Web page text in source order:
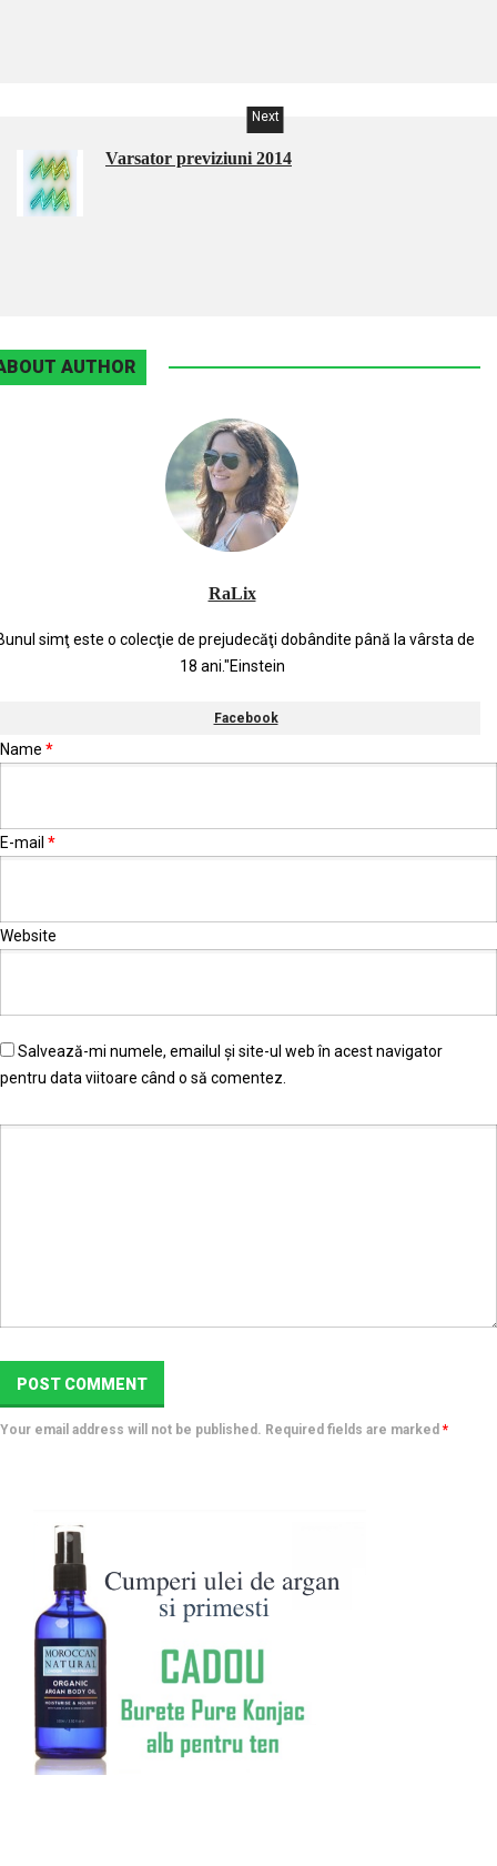
Next
Varsator previziuni 2014
AUTHOR
RaLix
simţ este o colecţie de prejudecăţi dobândite până la vârsta de
18 ani."Einstein
Facebook
Name *
E-mail *
Website
Salvează-mi numele, emailul și site-ul web în acest navigator
pentru data viitoare când o să comentez.
Your email address will not be published. Required fields are marked *